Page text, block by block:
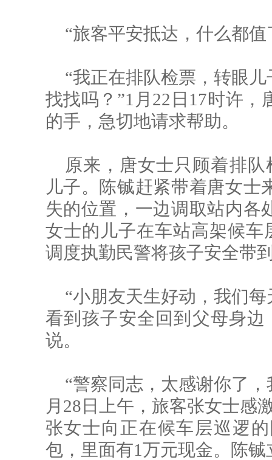
“旅客平安抵达，什么都
“我正在排队检票，转眼
找找吗？”1月22日17时许
的手，急切地请求帮助。
原来，唐女士只顾着排
儿子。陈铖赶紧带着唐女士
失的位置，一边调取站内各
女士的儿子在车站高架候车
调度执勤民警将孩子安全带
“小朋友天生好动，我们
看到孩子安全回到父母身
说。
“警察同志，太感谢你了
月28日上午，旅客张女士感
张女士向正在候车层巡逻
包，里面有1万元现金。陈